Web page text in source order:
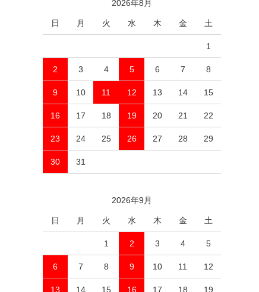
2026年8月
日 月 火 水 木 金 土
1
2 3 4 5 6 7 8
9 10 11 12 13 14 15
16 17 18 19 20 21 22
23 24 25 26 27 28 29
30 31
2026年9月
日 月 火 水 木 金 土
1 2 3 4 5
6 7 8 9 10 11 12
13 14 15 16 17 18 19